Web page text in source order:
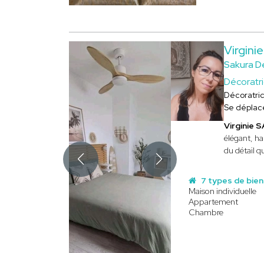
Sakura
Se
Virginie
élégant,
du détail
7 types de
Maison individuelle
Appartement
Chambre